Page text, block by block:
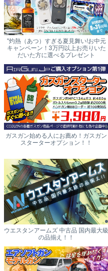
"灼熱（あつ）すぎる夏見舞い!お中元
キャンペーン！3万円以上お売りいた
だいた方に選べるプレゼント
ガスガン始める人にお薦め！ガスガン
スターターオプション！！
ウエスタンアームズ 中古品 国内最大級
の品揃え！！